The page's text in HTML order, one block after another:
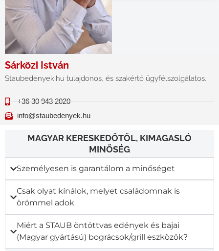
Sárközi István
Staubedenyek.hu tulajdonos, és szakértő ügyfélszolgálatos.
+36 30 943 2020
info@staubedenyek.hu
MAGYAR KERESKEDŐTŐL, KIMAGASLÓ
MINŐSÉG
Személyesen is garantálom a minőséget
Csak olyat kínálok, melyet családomnak is
örömmel adok
Miért a STAUB öntöttvas edények és bajai
(Magyar gyártású) bográcsok/grill eszközök?